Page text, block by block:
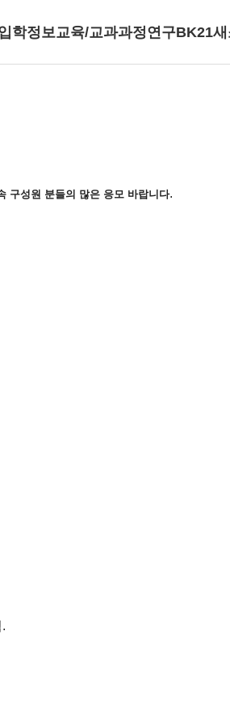
학정보교육/교과과정연구BK21새
구성원 분들의 많은 응모 바랍니다.